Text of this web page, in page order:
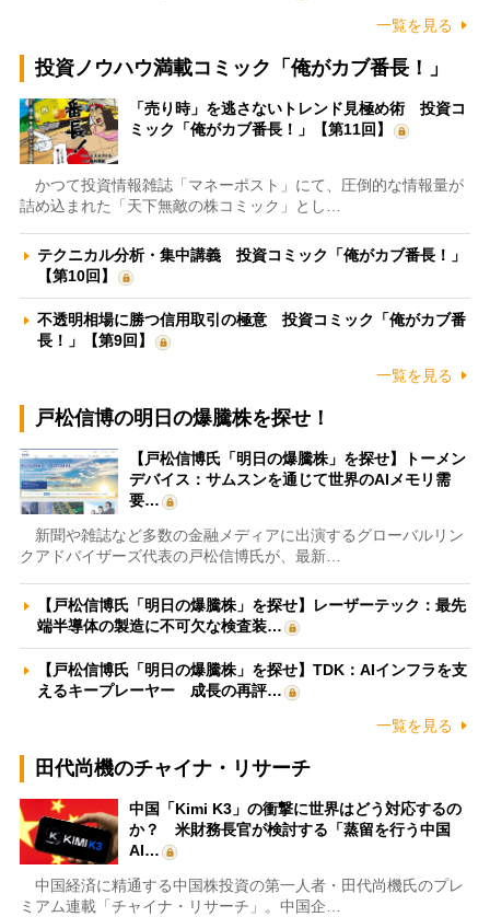
一覧を見る
投資ノウハウ満載コミック「俺がカブ番長！」
「売り時」を逃さないトレンド見極め術 投資コ
ミック「俺がカブ番長！」【第11回】
かつて投資情報雑誌「マネーポスト」にて、圧倒的な情報量が
詰め込まれた「天下無敵の株コミック」とし…
テクニカル分析・集中講義 投資コミック「俺がカブ番長！」
【第10回】
不透明相場に勝つ信用取引の極意 投資コミック「俺がカブ番
長！」【第9回】
一覧を見る
戸松信博の明日の爆騰株を探せ！
【戸松信博氏「明日の爆騰株」を探せ】トーメン
デバイス：サムスンを通じて世界のAIメモリ需
要…
新聞や雑誌など多数の金融メディアに出演するグローバルリン
クアドバイザーズ代表の戸松信博氏が、最新…
【戸松信博氏「明日の爆騰株」を探せ】レーザーテック：最先
端半導体の製造に不可欠な検査装…
【戸松信博氏「明日の爆騰株」を探せ】TDK：AIインフラを支
えるキープレーヤー 成長の再評…
一覧を見る
田代尚機のチャイナ・リサーチ
中国「Kimi K3」の衝撃に世界はどう対応するの
か？ 米財務長官が検討する「蒸留を行う中国
AI…
中国経済に精通する中国株投資の第一人者・田代尚機氏のプレ
ミアム連載「チャイナ・リサーチ」。中国企…